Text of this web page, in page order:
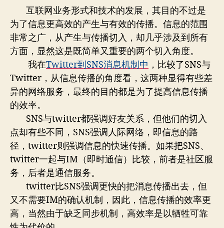
者
期
实
时
化
吗？
互联网业务形式和技术的发展，其目的不过是
为了信息更高效的产生与有效的传播。信息的范围
非常之广，从产生与传播切入，却几乎涉及到所有
方面，显然这是既简单又重要的两个切入角度。
我在Twitter到SNS消息机制中 ，比较了SNS与
Twitter，从信息传播的角度看，这两种显得有些差
异的网络服务，最终的目的都是为了提高信息传播
的效率。
SNS与twitter都强调好友关系，但他们的切入
点却有些不同，SNS强调人际网络，即信息的路
径，twitter则强调信息的快速传播。如果把SNS、
twitter一起与IM（即时通信）比较，前者是社区服
务，后者是通信服务。
twitter比SNS强调更快的把消息传播出去，但
又不需要IM的确认机制，因此，信息传播的效率更
高，当然由于缺乏同步机制，高效率是以牺牲可靠